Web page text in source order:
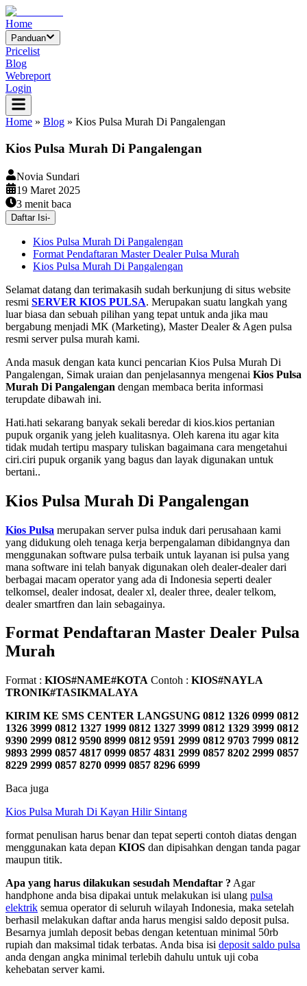
Home
Panduan
Pricelist
Blog
Webreport
Login
Home » Blog » Kios Pulsa Murah Di Pangalengan
Kios Pulsa Murah Di Pangalengan
Novia Sundari
19 Maret 2025
3 menit baca
Daftar Isi-
Kios Pulsa Murah Di Pangalengan
Format Pendaftaran Master Dealer Pulsa Murah
Kios Pulsa Murah Di Pangalengan
Selamat datang dan terimakasih sudah berkunjung di situs website
resmi SERVER KIOS PULSA. Merupakan suatu langkah yang
luar biasa dan sebuah pilihan yang tepat untuk anda jika mau
bergabung menjadi MK (Marketing), Master Dealer & Agen pulsa
resmi server pulsa murah kami.
Anda masuk dengan kata kunci pencarian Kios Pulsa Murah Di
Pangalengan, Simak uraian dan penjelasannya mengenai Kios Pulsa
Murah Di Pangalengan dengan membaca berita informasi
terupdate dibawah ini.
Hati.hati sekarang banyak sekali beredar di kios.kios pertanian
pupuk organik yang jeleh kualitasnya. Oleh karena itu agar kita
tidak mudah tertipu maspary tuliskan bagaimana cara mengetahui
ciri.ciri pupuk organik yang bagus dan layak digunakan untuk
bertani..
Kios Pulsa Murah Di Pangalengan
Kios Pulsa merupakan server pulsa induk dari perusahaan kami
yang didukung oleh tenaga kerja berpengalaman dibidangnya dan
menggunakan software pulsa terbaik untuk layanan isi pulsa yang
mana software ini telah banyak digunakan oleh dealer-dealer dari
berbagai macam operator yang ada di Indonesia seperti dealer
telkomsel, dealer indosat, dealer xl, dealer three, dealer telkom,
dealer smartfren dan lain sebagainya.
Format Pendaftaran Master Dealer Pulsa
Murah
Format : KIOS#NAME#KOTA Contoh : KIOS#NAYLA
TRONIK#TASIKMALAYA
KIRIM KE SMS CENTER LANGSUNG 0812 1326 0999 0812
1326 3999 0812 1327 1999 0812 1327 3999 0812 1329 3999 0812
9390 2999 0812 9590 8999 0812 9591 2999 0812 9703 7999 0812
9893 2999 0857 4817 0999 0857 4831 2999 0857 8202 2999 0857
8229 2999 0857 8270 0999 0857 8296 6999
Baca juga
Kios Pulsa Murah Di Kayan Hilir Sintang
format penulisan harus benar dan tepat seperti contoh diatas dengan
menggunakan kata depan KIOS dan dipisahkan dengan tanda pagar
maupun titik.
Apa yang harus dilakukan sesudah Mendaftar ? Agar
handphone anda bisa dipakai untuk melakukan isi ulang pulsa
elektrik semua operator di seluruh wilayah Indonesia, maka setelah
berhasil melakukan daftar anda harus mengisi saldo deposit pulsa.
Besarnya jumlah deposit bebas dengan ketentuan minimal 50rb
rupiah dan maksimal tidak terbatas. Anda bisa isi deposit saldo pulsa
anda dengan angka minimal terlebih dahulu untuk uji coba
kehebatan server kami.